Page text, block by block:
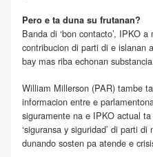
Pero e ta duna su frutanan?
Banda di ‘bon contacto’, IPKO
contribucion di parti di e islanan
bay mas riba echonan
William Millerson (PAR) tambe
informacion entre e
siguramente na e IPKO actual
‘siguransa y siguridad’ di parti
dunando sosten pa atende e